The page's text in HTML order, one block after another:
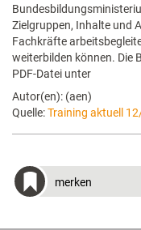
Zielgruppen, Inhalte und
Fachkräfte
weiterbilden können. Die
PDF-Datei unter
Autor(en): (aen)
Quelle:Training aktuell
merken